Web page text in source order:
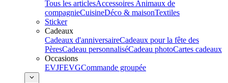
Tous les articlesAccessoires Animaux de
compagnieCuisineDéco & maisonTextiles
Sticker
Cadeaux
Cadeaux d'anniversaireCadeaux pour la fête des
PèresCadeau personnaliséCadeau photoCartes cadeaux
Occasions
EVJFEVGCommande groupée